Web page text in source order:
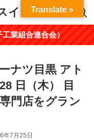
イーツ
合会）
ナツ目黒 アト
日（木） 目
門店をグラン
年7月25日
Translate »